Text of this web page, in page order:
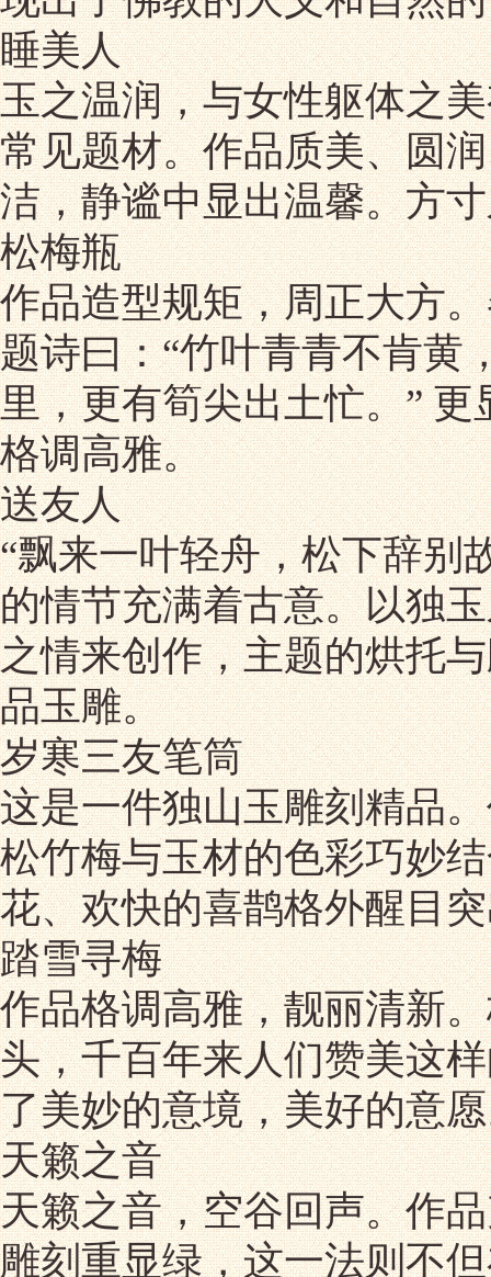
睡美人
玉之温润，与女性躯体之
常见题材。作品质美、圆
洁，静谧中显出温馨。方
松梅瓶
作品造型规矩，周正大方
题诗曰：“竹叶青青不肯黄
里，更有筍尖出土忙。” 更
格调高雅。
送友人
“飘来一叶轻舟，松下辞别
的情节充满着古意。以独
之情来创作，主题的烘托
品玉雕。
岁寒三友笔筒
这是一件独山玉雕刻精品
松竹梅与玉材的色彩巧妙
花、欢快的喜鹊格外醒目
踏雪寻梅
作品格调高雅，靓丽清新
头，千百年来人们赞美这
了美妙的意境，美好的意
天籁之音
天籁之音，空谷回声。作
雕刻重显绿，这一法则不